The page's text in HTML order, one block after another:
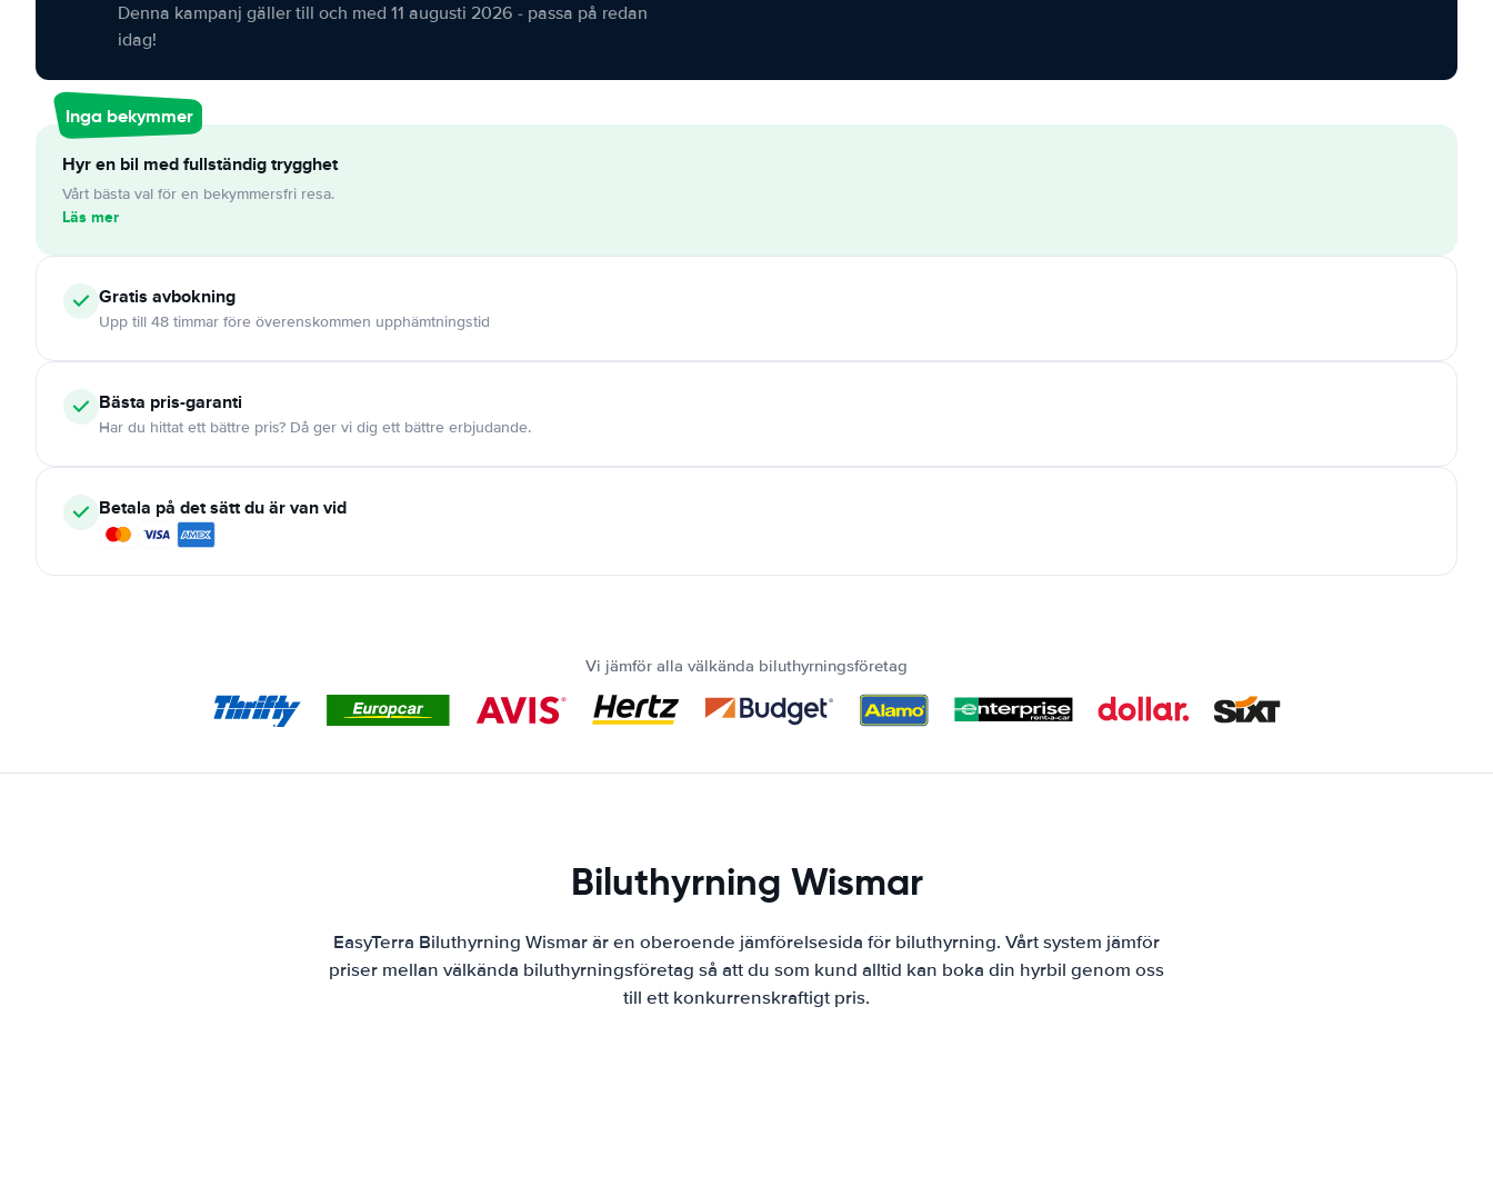
Denna kampanj gäller till och med 11 augusti 2026 - passa på redan
idag!
Inga bekymmer
Hyr en bil med fullständig trygghet
Vårt bästa val för en bekymmersfri resa.
Läs mer
Gratis avbokning
Upp till 48 timmar före överenskommen upphämtningstid
Bästa pris-garanti
Har du hittat ett bättre pris? Då ger vi dig ett bättre erbjudande.
Betala på det sätt du är van vid
Vi jämför alla välkända biluthyrningsföretag
Biluthyrning Wismar
EasyTerra Biluthyrning Wismar är en oberoende jämförelsesida för biluthyrning. Vårt system jämför
priser mellan välkända biluthyrningsföretag så att du som kund alltid kan boka din hyrbil genom oss
till ett konkurrenskraftigt pris.